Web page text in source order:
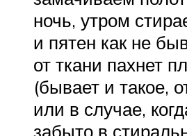
ночь, утром
и пятен как не
от ткани пахнет
(бывает и такое,
или в случае,
забыто в